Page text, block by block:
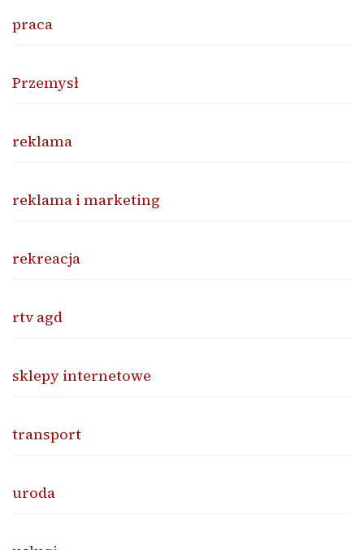
praca
Przemysł
reklama
reklama i marketing
rekreacja
rtv agd
sklepy internetowe
transport
uroda